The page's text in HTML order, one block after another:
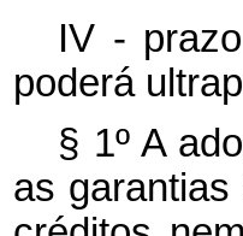
IV -
poderá
§ 1º A
as